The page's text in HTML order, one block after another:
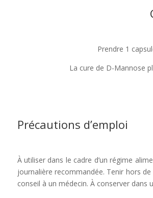
Prendre 1
La cure de D-Mannose
Précautions d’emploi
À utiliser dans le cadre d’un régime
journalière recommandée. Tenir hors
conseil à un médecin. À conserver dans